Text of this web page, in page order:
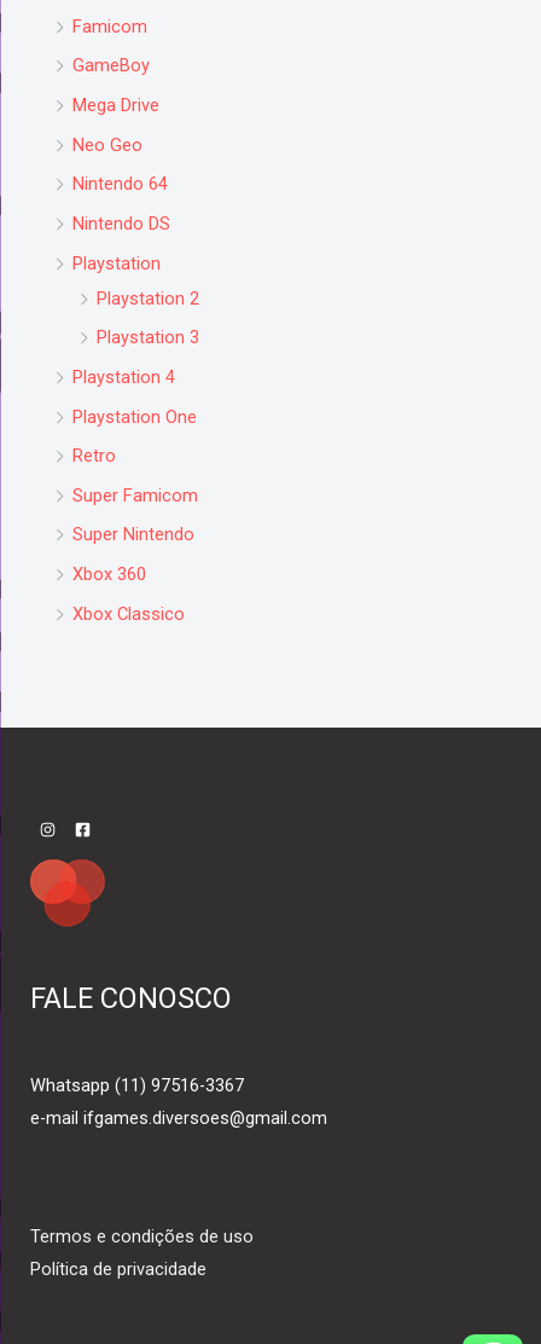
Famicom
GameBoy
Mega Drive
Neo Geo
Nintendo 64
Nintendo DS
Playstation
Playstation 2
Playstation 3
Playstation 4
Playstation One
Retro
Super Famicom
Super Nintendo
Xbox 360
Xbox Classico
FALE CONOSCO
Whatsapp (11) 97516-3367
e-mail ifgames.diversoes@gmail.com
Termos e condições de uso
Política de privacidade